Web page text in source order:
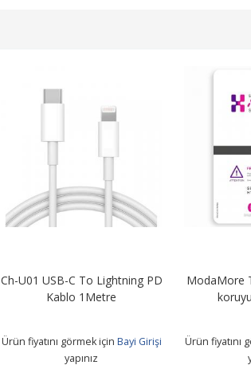
Ch-U01 USB-C To Lightning PD
Kablo 1Metre
Ürün fiyatını görmek için Bayi Girişi
yapınız
ModaMore
Ürün fiyatını